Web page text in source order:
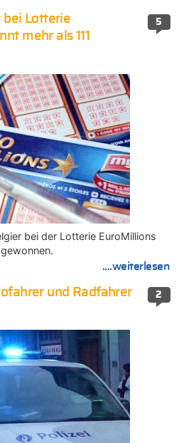
5
bei Lotterie
mehr als 111
bei der Lotterie EuroMillions
....weiterlesen
2
und Radfahrer